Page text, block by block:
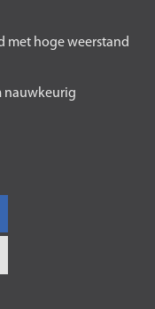
met hoge weerstand
nauwkeurig